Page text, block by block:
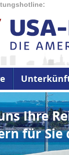
Ihre
für Sie